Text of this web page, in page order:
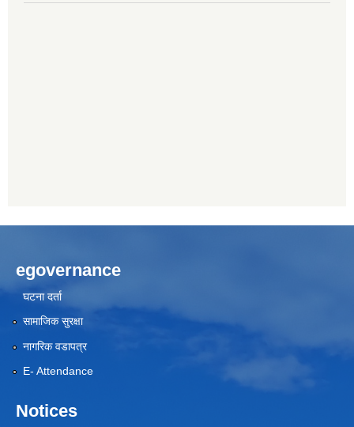
egovernance
घटना दर्ता
सामाजिक सुरक्षा
नागरिक वडापत्र
E- Attendance
Notices